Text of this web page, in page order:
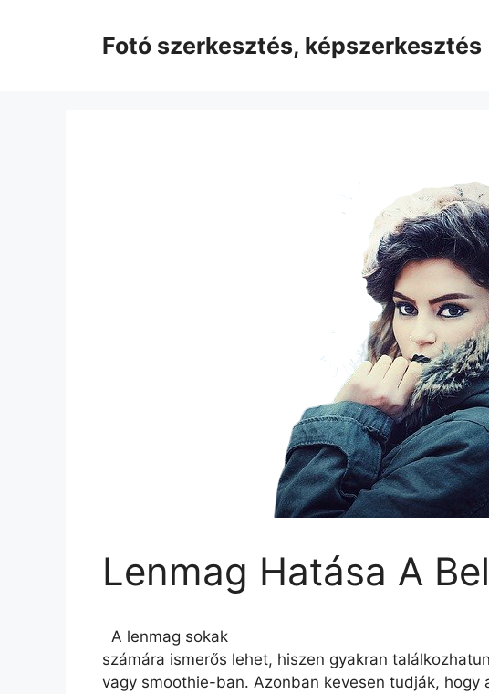
Fotó szerkesztés, képszerkesztés
Lenmag Hatása A
A lenmag sokak
számára ismerős lehet, hiszen gyakran
vagy smoothie-ban. Azonban kevesen tudják, hogy